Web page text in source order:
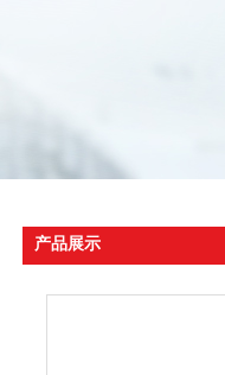
产品展示